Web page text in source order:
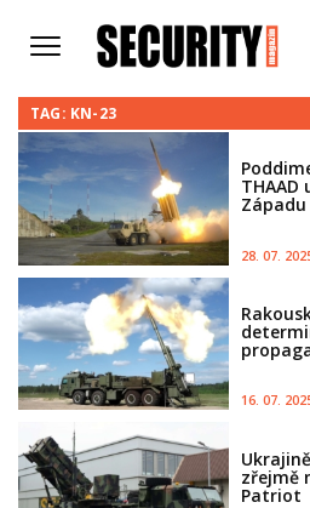
TAG: KN-23
Západu
28. 07.
16. 07.
zřejmě
Patriot